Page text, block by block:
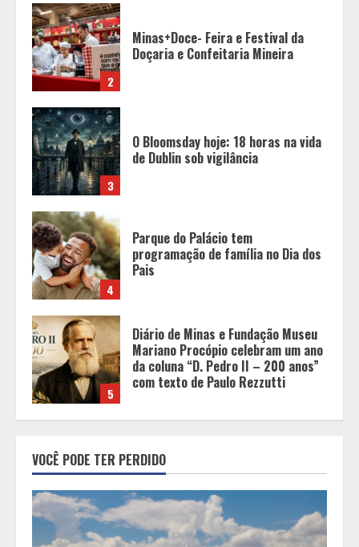
3
O Bloomsday hoje: 18 horas na vida
de Dublin sob vigilância
4
Parque do Palácio tem
programação de família no Dia dos
Pais
5
Diário de Minas e Fundação Museu
Mariano Procópio celebram um ano
da coluna “D. Pedro II – 200 anos”
com texto de Paulo Rezzutti
1
Chegada da seca impulsiona ritmo
das obras e reforça perspectivas
para a construção civil no DF
Minas+Doce- Feira e Festival da
Doçaria e Confeitaria Mineira
VOCÊ PODE TER PERDIDO